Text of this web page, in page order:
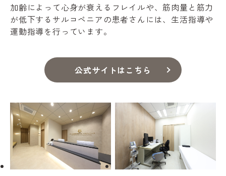
加齢によって心身が衰えるフレイルや、筋肉量と筋力
が低下するサルコペニアの患者さんには、生活指導や
運動指導を行っています。
公式サイトはこちら